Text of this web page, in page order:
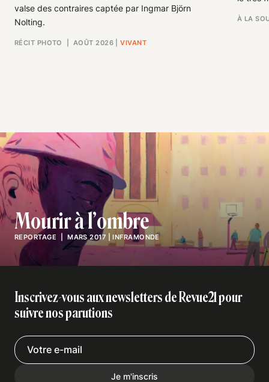
valse des contraires captée par Ingmar Björn
Nolting.
RÉCIT PHOTO | AOÛT 2026 |VIVANT
À LA
REPORTAGE | MARS 2017 |INFRAMONDE
Mourir à l’ombre
Inscrivez-vous aux newsletters de Revue21 pour
suivre nos parutions
Je m'inscris